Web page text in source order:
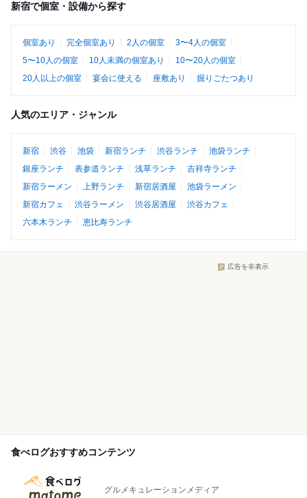
新宿で個室・設備から探す
個室あり 完全個室あり 2人の個室
3〜4人の個室
5〜10人の個室
10人未満の個室あり
10〜20人の個室
20人以上の個室
宴会に使える 座敷あり 掘りごたつあり
人気のエリア・ジャンル
新宿 渋谷 池袋 新宿ランチ 渋谷ランチ
池袋ランチ
銀座ランチ
表参道ランチ 浅草ランチ
吉祥寺ランチ
新宿ラーメン
上野ランチ 新宿居酒屋
池袋ラーメン
新宿カフェ
渋谷ラーメン 渋谷居酒屋
渋谷カフェ
六本木ランチ
恵比寿ランチ
広告を非表示
食べログおすすめコンテンツ
グルメキュレーションメディア